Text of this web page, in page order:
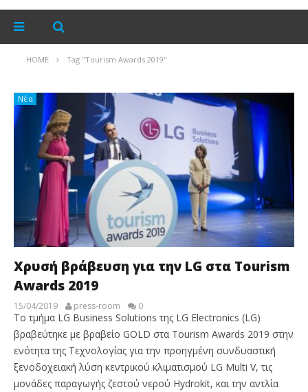
HOME Tag "Tourism Awards 2019"
Νέα
Χρυσή βράβευση για την LG στα Tourism
Awards 2019
15/04/2019 press-room 0
Το τμήμα LG Business Solutions της LG Electronics (LG)
βραβεύτηκε με βραβείο GOLD στα Tourism Awards 2019 στην
ενότητα της Τεχνολογίας για την προηγμένη συνδυαστική
ξενοδοχειακή λύση κεντρικού κλιματισμού LG Multi V, τις
μονάδες παραγωγής ζεστού νερού Hydrokit, και την αντλία